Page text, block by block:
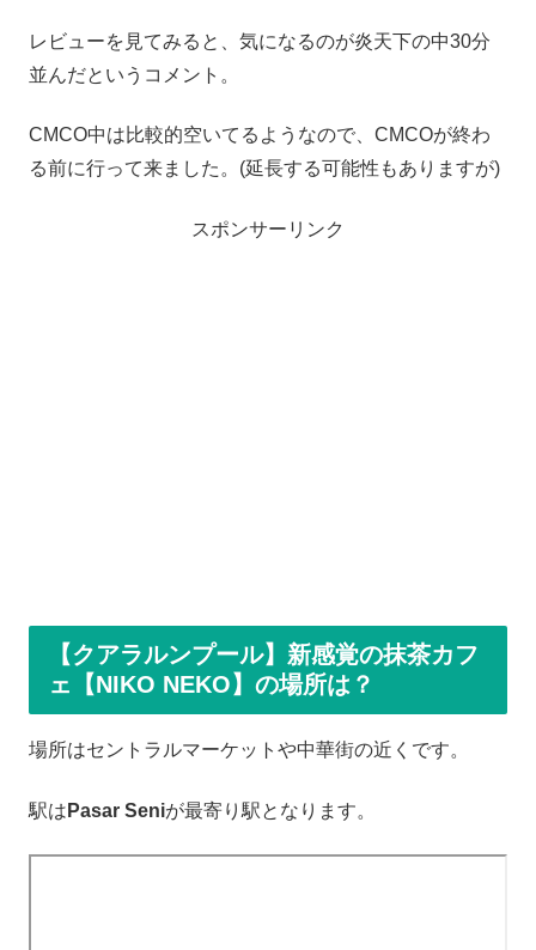
レビューを見てみると、気になるのが炎天下の中30分
並んだというコメント。
CMCO中は比較的空いてるようなので、CMCOが終わ
る前に行って来ました。(延長する可能性もありますが)
スポンサーリンク
【クアラルンプール】新感覚の抹茶カフ
ェ【NIKO NEKO】の場所は？
場所はセントラルマーケットや中華街の近くです。
駅は Pasar Seniが最寄り駅となります。